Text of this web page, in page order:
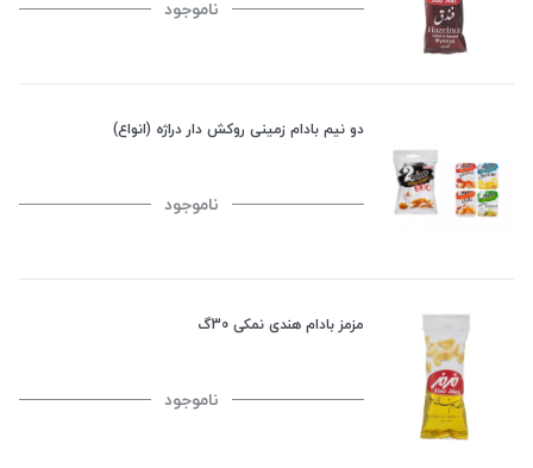
ناموجود
دو نیم بادام زمینی روکش دار دراژه (انواع)
ناموجود
مزمز بادام هندی نمکی 30گ
ناموجود